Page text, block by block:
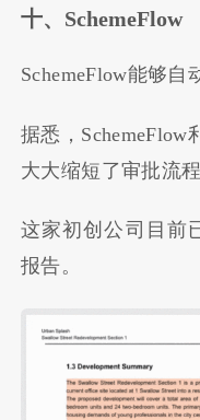
十、SchemeFlow
SchemeFlow能够自
据悉，SchemeFlow
大大缩短了审批流程
这家初创公司目前
报告。